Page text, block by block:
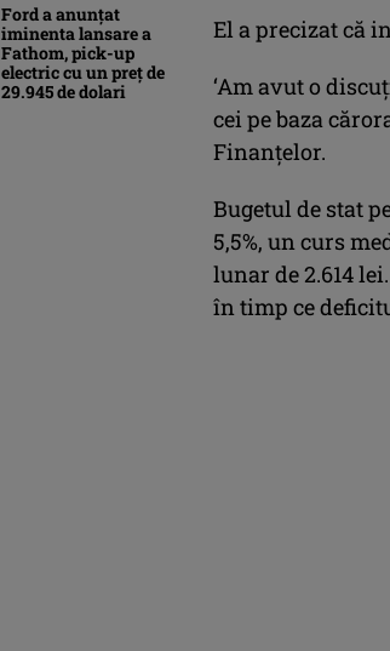
El a precizat că
‘Am avut o
cei pe baza
Finanţelor.
Bugetul de stat
5,5%, un curs
lunar de 2.614
în timp ce
Ford a anunțat
iminenta lansare a
Fathom, pick-up
electric cu un preț de
29.945 de dolari